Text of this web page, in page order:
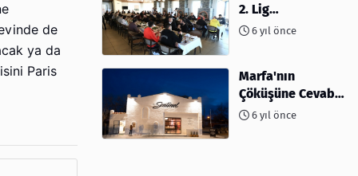
de
ya da
Paris
2. Lig
müsabakalarına
6 yıl önce
Marfa'nın
Çöküşüne Cevabı:
Kahve ve
6 yıl önce